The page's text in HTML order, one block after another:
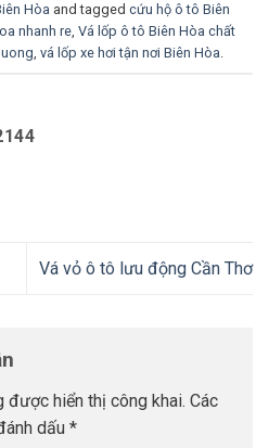
Hòa and tagged cứu hộ ô tô Biên
nhanh re, Vá lốp ô tô Biên Hòa chất
, vá lốp xe hơi tận nơi Biên Hòa.
Vá vỏ ô tô lưu động Cần Thơ
được hiển thị công khai. Các
dấu *